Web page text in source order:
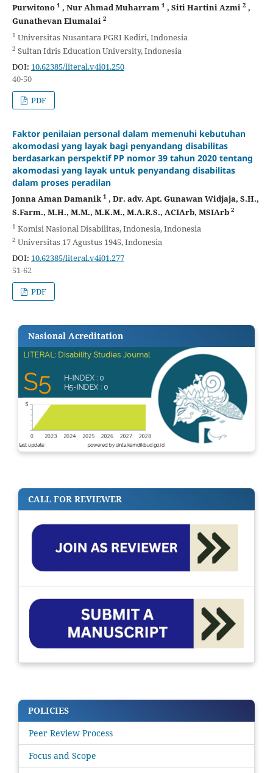
Purwitono 1 , Nur Ahmad Muharram 1 , Siti Hartini Azmi 2,
Gunathevan Elumalai 2
1 Universitas Nusantara PGRI Kediri, Indonesia
2 Sultan Idris Education University, Indonesia
DOI: 10.62385/literal.v4i01.250
40-50
PDF
Faktor penilaian personal dalam memenuhi kebutuhan
akomodasi yang layak bagi penyandang disabilitas
berdasarkan perspektif PP nomor 39 tahun 2020 tentang
akomodasi yang layak untuk penyandang disabilitas
dalam proses peradilan
Jonna Aman Damanik1 , Dr. adv. Apt. Gunawan Widjaja, S.H.,
S.Farm., M.H., M.M., M.K.M., M.A.R.S., ACIArb, MSIArb 2
1 Komisi Nasional Disabilitas, Indonesia, Indonesia
2 Universitas 17 Agustus 1945, Indonesia
DOI: 10.62385/literal.v4i01.277
51-62
PDF
Nasional Acreditation
CALL FOR REVIEWER
POLICIES
Peer Review Process
Focus and Scope